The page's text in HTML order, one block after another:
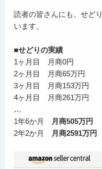
読者の皆さんにも、せど
います。
■せどりの実績
1ヶ月目 月商0円
2ヶ月目 月商65万円
3ヶ月目 月商153万円
4ヶ月目 月商261万円
…
1年6か月
月商505万円
2年2か月
月商2591万円